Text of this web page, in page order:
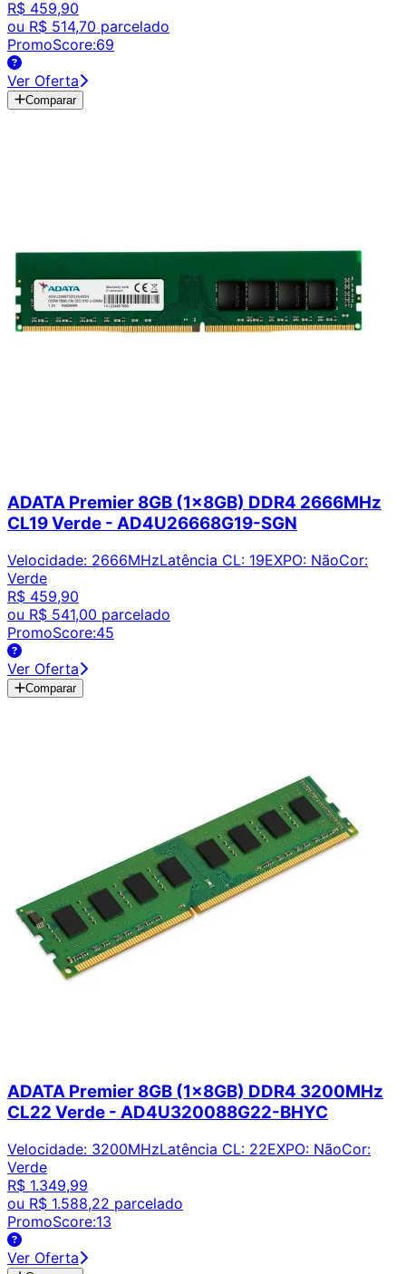
R$ 459,90
ou R$ 514,70 parcelado
PromoScore:69
Ver Oferta
Comparar
ADATA Premier 8GB (1x8GB) DDR4 2666MHz
CL19 Verde - AD4U26668G19-SGN
Velocidade: 2666MHzLatência CL: 19EXPO: NãoCor:
Verde
R$ 459,90
ou R$ 541,00 parcelado
PromoScore:45
Ver Oferta
Comparar
ADATA Premier 8GB (1x8GB) DDR4 3200MHz
CL22 Verde - AD4U320088G22-BHYC
Velocidade: 3200MHzLatência CL: 22EXPO: NãoCor:
Verde
R$ 1.349,99
ou R$ 1.588,22 parcelado
PromoScore:13
Ver Oferta